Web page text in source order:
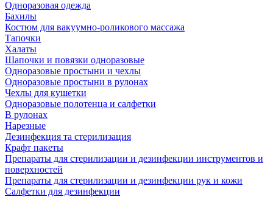
Одноразовая одежда
Бахилы
Костюм для вакуумно-роликового массажа
Тапочки
Халаты
Шапочки и повязки одноразовые
Одноразовые простыни и чехлы
Одноразовые простыни в рулонах
Чехлы для кушетки
Одноразовые полотенца и салфетки
В рулонах
Нарезные
Дезинфекция та стерилизация
Крафт пакеты
Препараты для стерилизации и дезинфекции инструментов и
поверхностей
Препараты для стерилизации и дезинфекции рук и кожи
Салфетки для дезинфекции